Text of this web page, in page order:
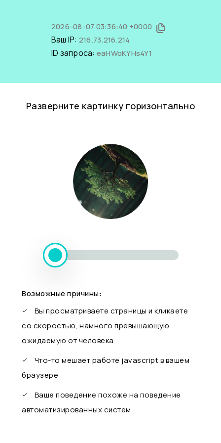
2026-08-07 03:36:40 +0000
Ваш IP: 216.73.216.214
ID запроса: eaHWoKYHs4Y1
Разверните картинку горизонтально
Возможные причины:
Вы просматриваете страницы и кликаете
со скоростью, намного превышающую
ожидаемую от человека
Что-то мешает работе javascript в вашем
браузере
Ваше поведение похоже на поведение
автоматизированных систем